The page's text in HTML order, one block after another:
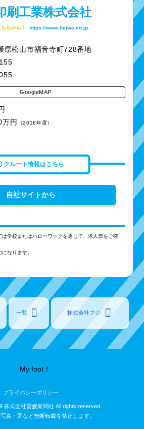
刷工業株式会社
らから https://www.heiwa.co.jp
県松山市福音寺町728番地
GoogleMAP
円
（2018年度）
クルート情報はこちら
自社サイトから
学校またはハローワークを通じて、求人票をご確
なります。
一覧 株式会社フジ
プライバシーポリシー
株式会社愛媛新聞社 All rights reserved.
真・図など無断転載を禁止します。